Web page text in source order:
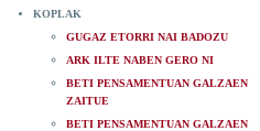
KOPLAK
GUGAZ ETORRI NAI BADOZU
ARK ILTE NABEN GERO NI
BETI PENSAMENTUAN GALZAEN
ZAITUE
BETI PENSAMENTUAN GALZAEN